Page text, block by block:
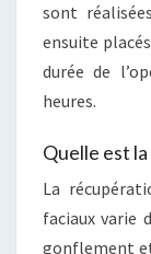
sont
ensuite
durée de
heures.
Quelle est
La
faciaux varie
gonflement